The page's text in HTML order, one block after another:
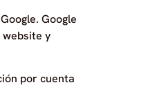
Google
y
por cuenta